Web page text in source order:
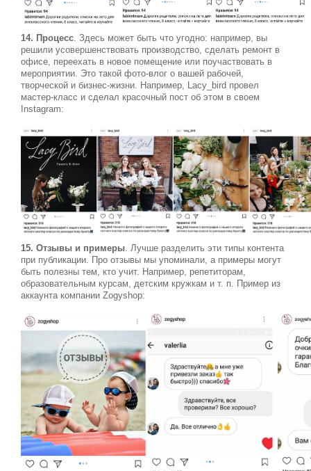
14. Процесс . Здесь может быть что угодно: например, вы
решили усовершенствовать производство, сделать ремонт в
офисе, переехать в новое помещение или поучаствовать в
мероприятии. Это такой фото-влог о вашей рабочей,
творческой и бизнес-жизни. Например, Lacy_bird провел
мастер-класс и сделал красочный пост об этом в своем
Instagram:
15. Отзывы и примеры. Лучше разделить эти типы контента
при публикации. Про отзывы мы упоминали, а примеры могут
быть полезны тем, кто учит. Например, репетиторам,
образовательным курсам, детским кружкам и т. п. Пример из
аккаунта компании Zogyshop: